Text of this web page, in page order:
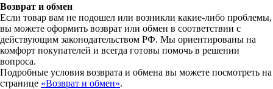
Возврат и обмен
Если товар вам не подошел или возникли какие-либо проблемы,
вы можете оформить возврат или обмен в соответствии с
действующим законодательством РФ. Мы ориентированы на
комфорт покупателей и всегда готовы помочь в решении
вопроса.
Подробные условия возврата и обмена вы можете посмотреть на
странице «Возврат и обмен».